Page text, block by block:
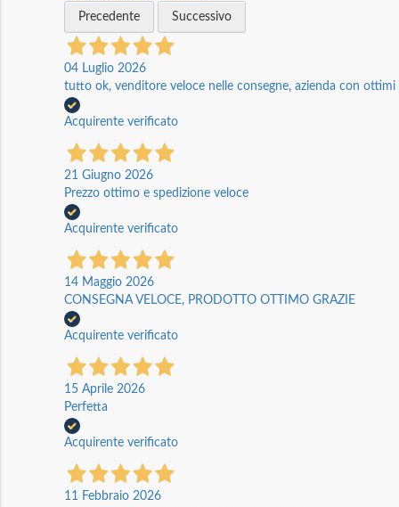
Precedente
Successivo
04 Luglio 2026
tutto ok, venditore veloce nelle consegne, azienda con
Acquirente verificato
21 Giugno 2026
Prezzo ottimo e spedizione veloce
Acquirente verificato
14 Maggio 2026
CONSEGNA VELOCE, PRODOTTO OTTIMO GRAZIE
Acquirente verificato
15 Aprile 2026
Perfetta
Acquirente verificato
11 Febbraio 2026